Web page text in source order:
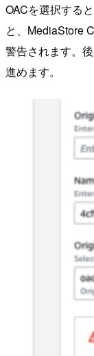
OACを選択する
と、MediaStore
警告されます。
進めます。